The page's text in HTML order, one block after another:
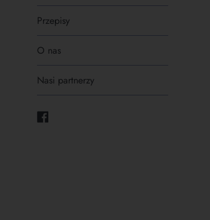
Przepisy
O nas
Nasi partnerzy